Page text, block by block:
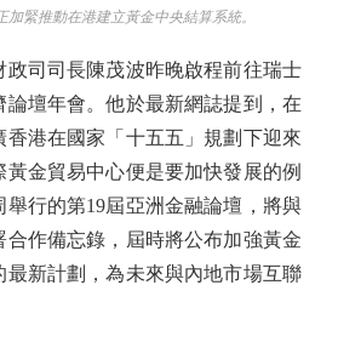
緊推動在港建立黃金中央結算系統。
司司長陳茂波昨晚啟程前往瑞士
論壇年會。他於最新網誌提到，在
香港在國家「十五五」規劃下迎來
黃金貿易中心便是要加快發展的例
行的第19屆亞洲金融論壇，將與
合作備忘錄，屆時將公布加強黃金
最新計劃，為未來與內地市場互聯